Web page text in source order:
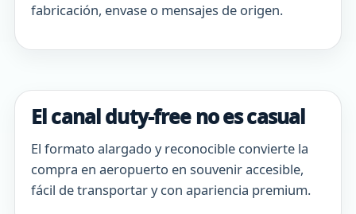
fabricación, envase o mensajes de origen.
El canal duty-free no es casual
El formato alargado y reconocible convierte la
compra en aeropuerto en souvenir accesible,
fácil de transportar y con apariencia premium.